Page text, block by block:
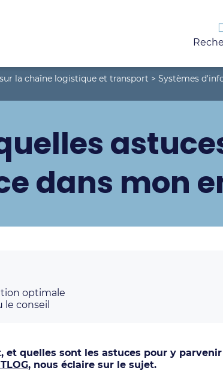
la chaîne logistique et transport > Systèmes
dans mon
optimale
conseil
quelles sont les astuces pour y
, nous éclaire sur le sujet.